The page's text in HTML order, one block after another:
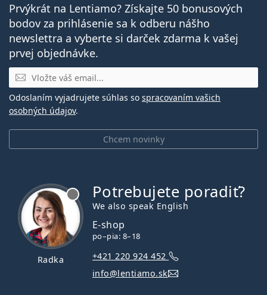
Prvýkrát na Lentiamo? Získajte 50 bonusových
bodov za prihlásenie sa k odberu nášho
newslettra a vyberte si darček zdarma k vašej
prvej objednávke.
E-mail
Chcem novinky
Odoslaním vyjadrujete súhlas so spracovaním vašich
osobných údajov.
Radka
Potrebujete poradiť?
We also speak English
E-shop
po–pia: 8–18
+421 220 924 452
info@lentiamo.sk